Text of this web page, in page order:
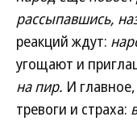
рассыпавшись,
реакций ждут:
угощают и
на пир. И
тревоги и страха: